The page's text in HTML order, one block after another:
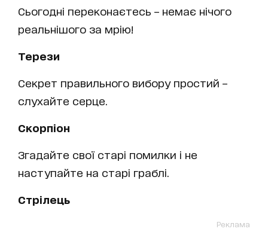
Сьогодні переконаєтесь – немає нічого
реальнішого за мрію!
Терези
Секрет правильного вибору простий –
слухайте серце.
Скорпіон
Згадайте свої старі помилки і не
наступайте на старі граблі.
Стрілець
Реклама